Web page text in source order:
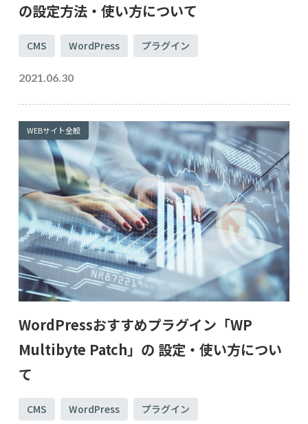
の設定方法・使い方について
CMS WordPress プラグイン
2021.06.30
WEBサイト全般
WordPressおすすめプラグイン「WP
Multibyte Patch」の 設定・使い方につい
て
CMS WordPress プラグイン